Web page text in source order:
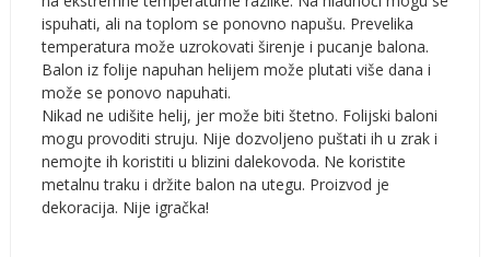
ispuhati, ali na toplom se ponovno napušu. Prevelika
temperatura može uzrokovati širenje i pucanje balona.
Balon iz folije napuhan helijem može plutati više dana i
može se ponovo napuhati.
Nikad ne udišite helij, jer može biti štetno. Folijski baloni
mogu provoditi struju. Nije dozvoljeno puštati ih u zrak i
nemojte ih koristiti u blizini dalekovoda. Ne koristite
metalnu traku i držite balon na utegu. Proizvod je
dekoracija. Nije igračka!